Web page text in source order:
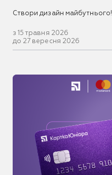
Створи дизайн майбутнього!
з 15 травня 2026
до 27 вересня 2026